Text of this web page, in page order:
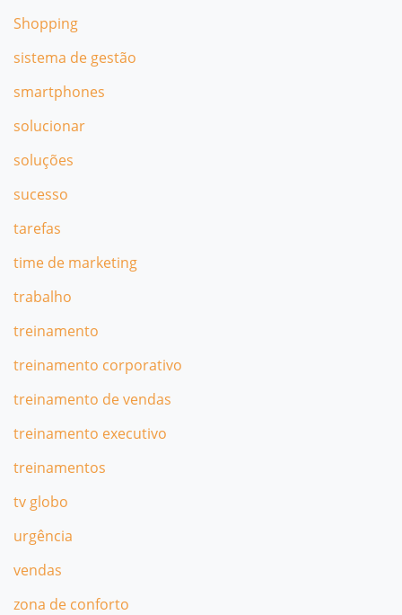
Shopping
sistema de gestão
smartphones
solucionar
soluções
sucesso
tarefas
time de marketing
trabalho
treinamento
treinamento corporativo
treinamento de vendas
treinamento executivo
treinamentos
tv globo
urgência
vendas
zona de conforto